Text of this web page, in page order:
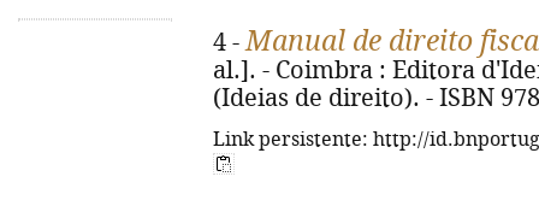
4 -Manual de direito
al.]. - Coimbra : Editora
(Ideias de direito). - ISBN
Link persistente: http://